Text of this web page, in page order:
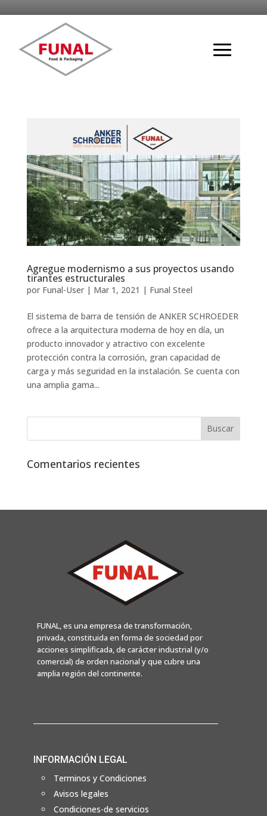
Agregue modernismo a sus proyectos usando
tirantes estructurales
por Funal-User| Mar 1, 2021 | Funal Steel
El sistema de barra de tensión de ANKER SCHROEDER
ofrece a la arquitectura moderna de hoy en día, un
producto innovador y atractivo con excelente
protección contra la corrosión, gran capacidad de
carga y más seguridad en la instalación. Se cuenta con
una amplia gama...
Comentarios recientes
FUNAL, es una empresa de transformación,
privada, constituida en forma de sociedad por
acciones simplificada, de carácter industrial (y/o
comercial) de orden nacional y que cubre una
amplia región del continente.
INFORMACIÓN LEGAL
Terminos y Condiciones
Avisos legales
Condiciones-de servicios